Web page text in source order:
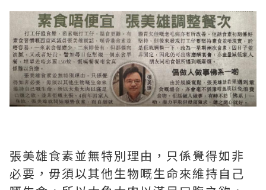
張美雄食素並無特別理由，只係覺得如非
必要，毋須以其他生物嘅生命來維持自己